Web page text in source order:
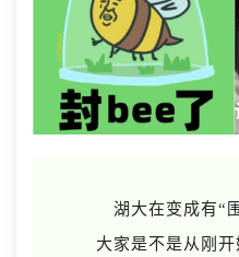
湖大在变成有“
大家是不是从刚